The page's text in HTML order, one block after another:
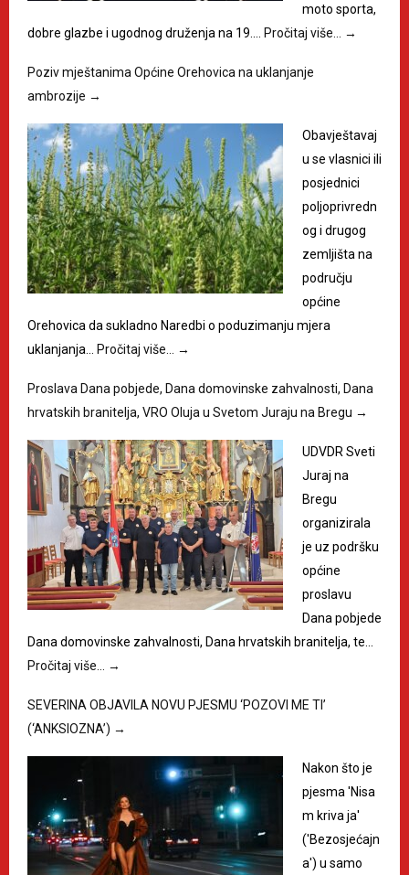
moto sporta,
dobre glazbe i ugodnog druženja na 19.…
Pročitaj više… →
Poziv mještanima Općine Orehovica na uklanjanje
ambrozije →
Obavještavaj
u se vlasnici ili
posjednici
poljoprivredn
og i drugog
zemljišta na
području
općine
Orehovica da sukladno Naredbi o poduzimanju mjera
uklanjanja…
Pročitaj više… →
Proslava Dana pobjede, Dana domovinske zahvalnosti, Dana
hrvatskih branitelja, VRO Oluja u Svetom Juraju na Bregu →
UDVDR Sveti
Juraj na
Bregu
organizirala
je uz podršku
općine
proslavu
Dana pobjede
Dana domovinske zahvalnosti, Dana hrvatskih branitelja, te…
Pročitaj više…
→
SEVERINA OBJAVILA NOVU PJESMU ‘POZOVI ME TI’
(‘ANKSIOZNA’) →
Nakon što je
pjesma 'Nisa
m kriva ja'
('Bezosjećajn
a') u samo